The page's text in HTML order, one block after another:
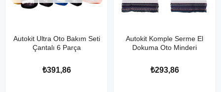
Autokit Ultra Oto Bakım Seti
Çantalı 6 Parça
₺391,86
Autokit Komple Serme El
Dokuma Oto Minderi
₺293,86